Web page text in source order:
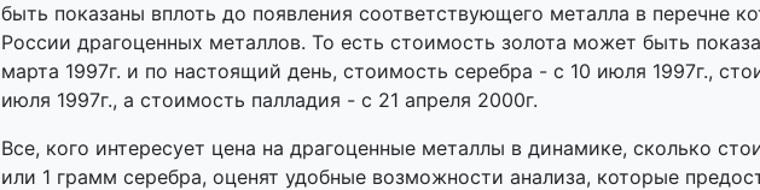
быть показаны вплоть до появления соответствующего металла в перечне
России драгоценных металлов. То есть стоимость золота может быть
марта 1997г. и по настоящий день, стоимость серебра - с 10 июля 1997г.,
июля 1997г., а стоимость палладия - с 21 апреля 2000г.
Все, кого интересует цена на драгоценные металлы в динамике, сколько
или 1 грамм серебра, оценят удобные возможности анализа, которые